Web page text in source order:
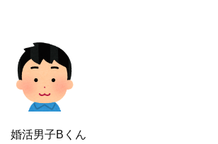
婚活男子Bくん